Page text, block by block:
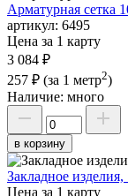
Арматурная сетка
артикул: 6495
Цена за 1 карту
3 084 ₽
257 ₽ (за 1 метр2)
Наличие: много
в корзину
Закладное
Цена за 1 карту